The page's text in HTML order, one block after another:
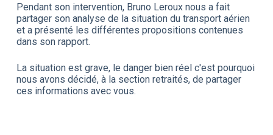
Pendant son intervention, Bruno Leroux nous a fait
partager son analyse de la situation du transport aérien
et a présenté les différentes propositions contenues
dans son rapport.
La situation est grave, le danger bien réel c'est pourquoi
nous avons décidé, à la section retraités, de partager
ces informations avec vous.